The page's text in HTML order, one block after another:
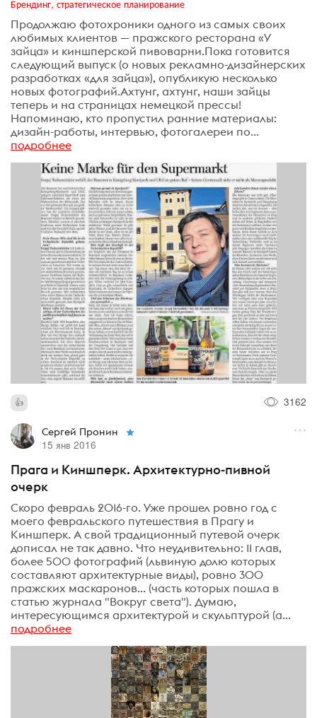
Брендинг, стратегическое планирование
Продолжаю фотохроники одного из самых своих
любимых клиентов — пражского ресторана «У
зайца» и киншперской пивоварни.Пока готовится
следующий выпуск (о новых рекламно-дизайнерских
разработках «для зайца»), опубликую несколько
новых фотографий.Ахтунг, ахтунг, наши зайцы
теперь и на страницах немецкой прессы!
Напоминаю, кто пропустил ранние материалы:
дизайн-работы, интервью, фотогалереи по...
подробнее
3162
Сергей Пронин
15 янв 2016
Прага и Киншперк. Архитектурно-пивной
очерк
Скоро февраль 2016-го. Уже прошел ровно год с
моего февральского путешествия в Прагу и
Киншперк. А свой традиционный путевой очерк
дописал не так давно. Что неудивительно: 11 глав,
более 500 фотографий (львиную долю которых
составляют архитектурные виды), ровно 300
пражских маскаронов... (часть которых пошла в
статью журнала "Вокруг света"). Думаю,
интересующимся архитектурой и скульптурой (а...
подробнее